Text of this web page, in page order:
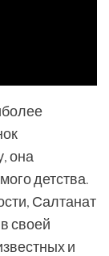
она
детства.
Салтанат
своей
и